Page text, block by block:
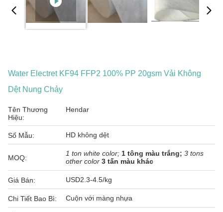
Water Electret KF94 FFP2 100% PP 20gsm Vải Không
Dệt Nung Chảy
Tên Thương
Hiệu:
Hendar
Số Mẫu: HD không dệt
MOQ:
1 ton white color; 1 tông màu trắng; 3 tons
other color 3 tấn màu khác
Giá Bán: USD2.3-4.5/kg
Chi Tiết Bao Bì: Cuộn với màng nhựa